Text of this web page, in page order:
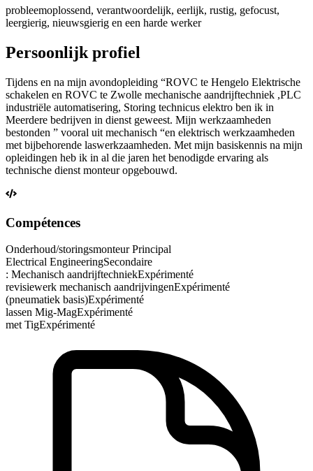
probleemoplossend, verantwoordelijk, eerlijk, rustig, gefocust,
leergierig, nieuwsgierig en een harde werker
Persoonlijk profiel
Tijdens en na mijn avondopleiding “ROVC te Hengelo Elektrische
schakelen en ROVC te Zwolle mechanische aandrijftechniek ,PLC
industriële automatisering, Storing technicus elektro ben ik in
Meerdere bedrijven in dienst geweest. Mijn werkzaamheden
bestonden ” vooral uit mechanisch “en elektrisch werkzaamheden
met bijbehorende laswerkzaamheden. Met mijn basiskennis na mijn
opleidingen heb ik in al die jaren het benodigde ervaring als
technische dienst monteur opgebouwd.
Compétences
Onderhoud/storingsmonteurPrincipal
Electrical EngineeringSecondaire
: Mechanisch aandrijftechniekExpérimenté
revisiewerk mechanisch aandrijvingenExpérimenté
(pneumatiek basis)Expérimenté
lassen Mig-MagExpérimenté
met TigExpérimenté